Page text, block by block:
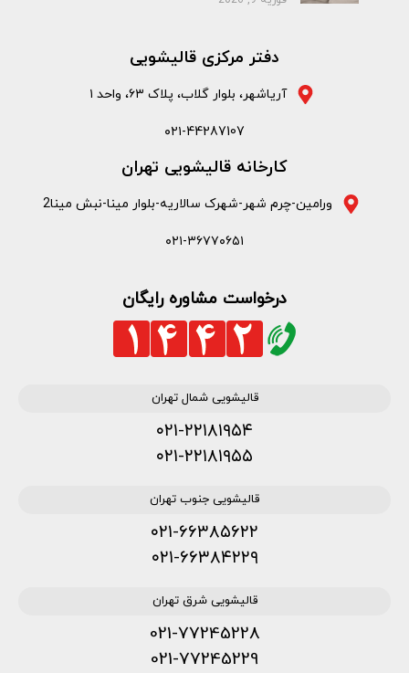
دفتر مرکزی قالیشویی
آریاشهر، بلوار گلاب، پلاک ۶۳، واحد ۱
۰۲۱-44287107
کارخانه قالیشویی تهران
ورامین-چرم شهر-شهرک سالاریه-بلوار مینا-نبش مینا2
۰۲۱-۳۶۷۷۰۶۵۱
درخواست مشاوره رایگان
قالیشویی شمال تهران
۰۲۱-۲۲۱۸۱۹۵۴
۰۲۱-۲۲۱۸۱۹۵۵
قالیشویی جنوب تهران
۰۲۱-۶۶۳۸۵۶۲۲
۰۲۱-۶۶۳۸۴۲۲۹
قالیشویی شرق تهران
021-77245228
021-77245229